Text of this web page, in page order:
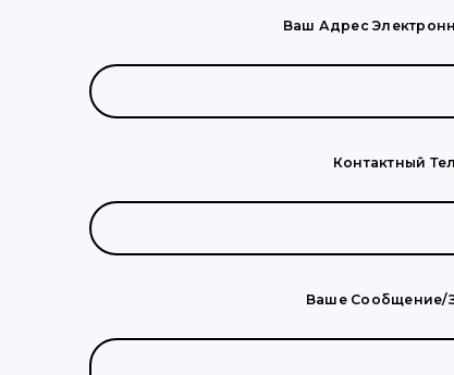
Ваш Адрес
Контактный
Ваше Сообщение/